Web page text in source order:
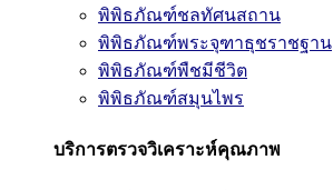
พิพิธภัณฑ์ชลทัศนสถาน
พิพิธภัณฑ์พระจุฑาธุชราชฐาน
พิพิธภัณฑ์พืชมีชีวิต
พิพิธภัณฑ์สมุนไพร
บริการตรวจวิเคราะห์คุณภาพ